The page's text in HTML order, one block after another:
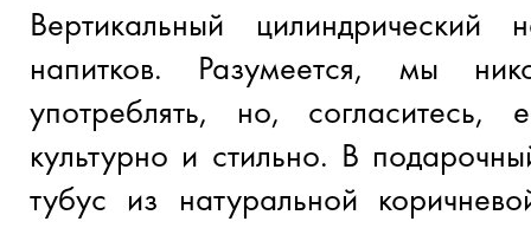
Вертикальный цилиндрический
напитков. Разумеется, мы
употреблять, но,
культурно и стильно. В
тубус из натуральной